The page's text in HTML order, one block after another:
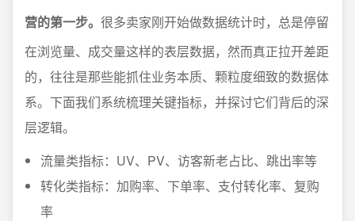
营的第一步。 很多卖家刚开始做数据统计时，总是停留
在浏览量、成交量这样的表层数据，然而真正拉开差距
的，往往是那些能抓住业务本质、颗粒度细致的数据体
系。下面我们系统梳理关键指标，并探讨它们背后的深
层逻辑。
流量类指标：UV、PV、访客新老占比、跳出率等
转化类指标：加购率、下单率、支付转化率、复购
率